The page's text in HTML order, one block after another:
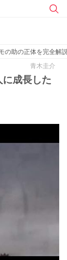
の助の正体を完全解
青木圭介
成長した